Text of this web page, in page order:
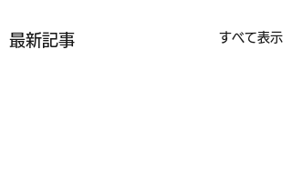
最新記事 すべて表示